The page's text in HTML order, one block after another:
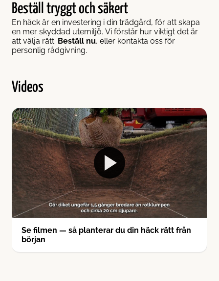
Beställ tryggt och säkert
En häck är en investering i din trädgård, för att skapa
en mer skyddad utemiljö. Vi förstår hur viktigt det är
att välja rätt. Beställ nu, eller kontakta oss för
personlig rådgivning.
Videos
Se filmen — så planterar du din häck rätt från
början